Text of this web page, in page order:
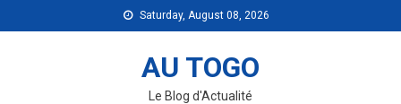
to
Saturday, August 08, 2026
AU TOGO
Le Blog d'Actualité